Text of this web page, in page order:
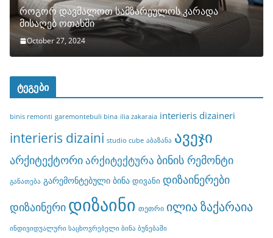
როგორ დავმალოთ სამზარეულოს კარადა
მისაღებ ოთახში
October 27, 2024
ტეგები
binis remonti garemontebuli bina ilia zakaraia interieris dizaineri
interieris dizaini studio cube აბაზანა ავეჯი
არქიტექტორიარქიტექტურა ბინის რემონტი
განათება გარემონტებული ბინა დივანი დიზაინერები
დიზაინერი დიზაინი თეთრი ილია ზაქარაია
ინდივიდუალური საცხოვრებელი ბინა ბუნებაში